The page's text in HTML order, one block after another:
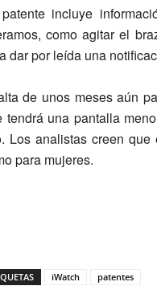
incluye
como agitar el
dar por leída una
de unos meses aún
tendrá una pantalla
Los analistas creen
para mujeres.
iWatch patentes